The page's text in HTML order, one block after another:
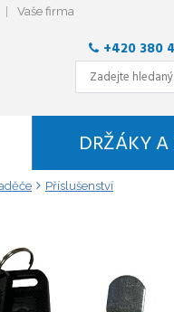
Vaše firma
+420 380
DRŽÁKY
Příslušenství